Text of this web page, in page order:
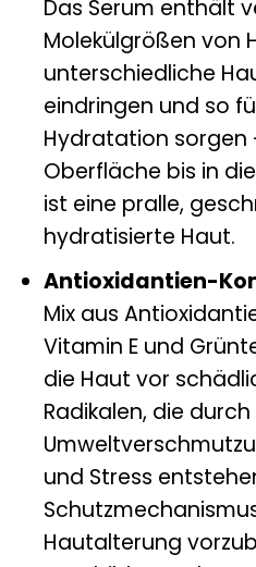
Das Serum enthält
Molekülgrößen von
unterschiedliche
eindringen und so
Hydratation sorgen
Oberfläche bis in
ist eine pralle,
hydratisierte Haut.
Antioxidantien-
Mix aus
Vitamin E und
die Haut vor
Radikalen, die durch
und Stress
Hautalterung